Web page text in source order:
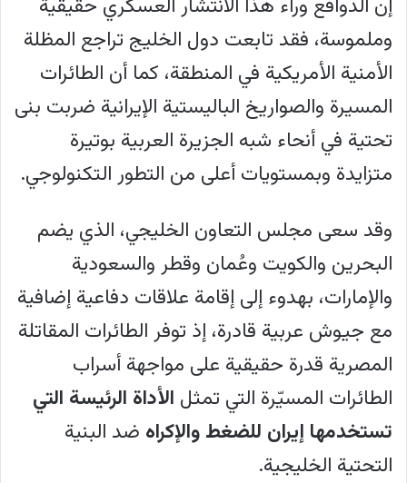
متكاملة، مما يمنح إيران هامشًا للاستمرار
في اختبار القدرات الدفاعية الخليجية.
يخلص الكاتب إلى أن الوجود العسكري
المصري في الخليج سيظل محدود الأثر ما
دامت القاهرة تفضل البقاء على هامش
منظومة الدفاع الإقليمي بدلًا من الاندماج
في تجنب الكلفة السياسية للارتباط العلني
بترتيبات أمنية تضم الولايات المتحدة
وإسرائيل ودول الخليج، بالتوازي مع سعيها
للحفاظ على قنوات اتصال مع إيران.
أما التقرير الثاني، "لماذا تخشى مصر من
الإمارات؟"، فيرى أن زيارة السيسي للإمارات
إن الدوافع وراء هذا الانتشار العسكري حقيقية
وملموسة، فقد تابعت دول الخليج تراجع المظلة
الأمنية الأمريكية في المنطقة، كما أن الطائرات
المسيرة والصواريخ الباليستية الإيرانية ضربت بنى
تحتية في أنحاء شبه الجزيرة العربية بوتيرة
متزايدة وبمستويات أعلى من التطور التكنولوجي.
وقد سعى مجلس التعاون الخليجي، الذي يضم
البحرين والكويت وعُمان وقطر والسعودية
والإمارات، بهدوء إلى إقامة علاقات دفاعية إضافية
مع جيوش عربية قادرة، إذ توفر الطائرات المقاتلة
المصرية قدرة حقيقية على مواجهة أسراب
الطائرات المسيّرة التي تمثل الأداة الرئيسة التي
تستخدمها إيران للضغط والإكراه ضد البنية
التحتية الخليجية.